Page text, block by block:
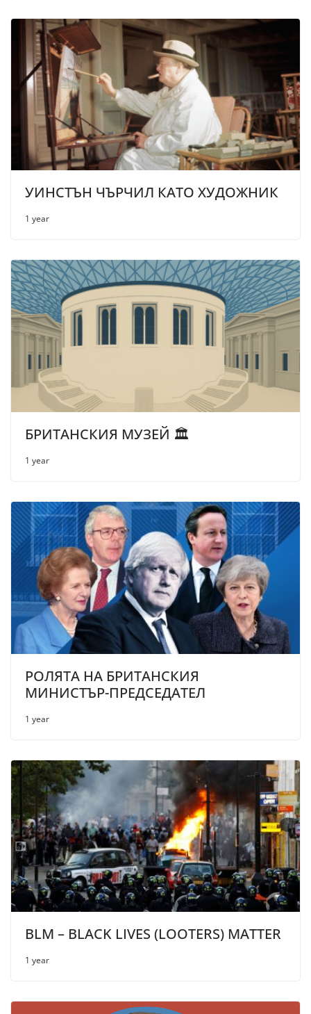
УИНСТЪН ЧЪРЧИЛ КАТО ХУДОЖНИК
1 year
БРИТАНСКИЯ МУЗЕЙ 🏛️
1 year
РОЛЯТА НА БРИТАНСКИЯ
МИНИСТЪР-ПРЕДСЕДАТЕЛ
1 year
BLM – BLACK LIVES (LOOTERS) MATTER
1 year